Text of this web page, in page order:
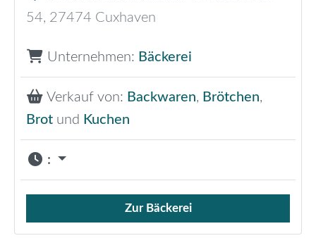
54, 27474 Cuxhaven
Unternehmen: Bäckerei
Verkauf von: Backwaren, Brötchen,
Brot und Kuchen
:
Verkauf von Brötchen,
Zur Bäckerei